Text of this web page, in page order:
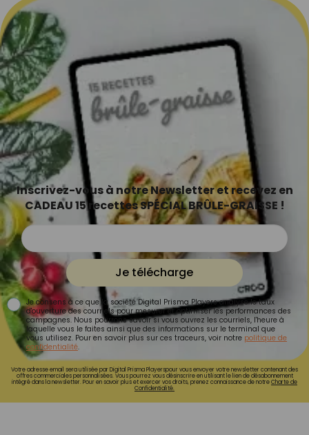
Inscrivez-vous à notre Newsletter et recevez en
CADEAU 15 recettes SPÉCIAL BRÛLE-GRAISSE !
Je télécharge
Je consens à ce que la société Digital Prisma Players analyse le taux
d'ouverture des courriels pour mesurer et optimiser les performances des
campagnes. Nous pourrons savoir si vous ouvrez les courriels, l'heure à
laquelle vous le faites ainsi que des informations sur le terminal que
vous utilisez. Pour en savoir plus sur ces traceurs, voir notre politique de
confidentialité.
Votre adresse email sera utilisée par Digital Prisma Playerspour vous envoyer votre newsletter contenant des
offres commerciales personnalisées. Vous pourrez vous désinscrire en utilisant le lien de désabonnement
intégré dans la newsletter. Pour en savoir plus et exercer vos droits, prenez connaissance de notreCharte de
Confidentialité.